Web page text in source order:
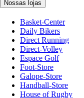
Nossas lojas
Basket-Center
Daily Bikers
Direct Running
Direct-Volley
Espace Golf
Foot-Store
Galope-Store
Handball-Store
House of Rugby